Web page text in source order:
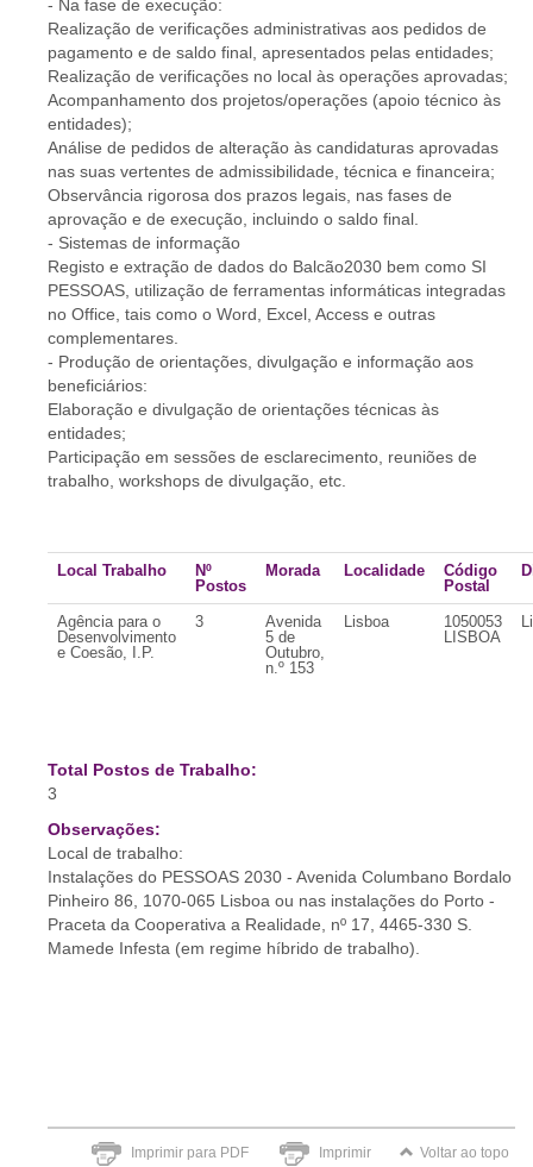
- Na fase de execução:
Realização de verificações administrativas aos pedidos de
pagamento e de saldo final, apresentados pelas entidades;
Realização de verificações no local às operações aprovadas;
Acompanhamento dos projetos/operações (apoio técnico às
entidades);
Análise de pedidos de alteração às candidaturas aprovadas
nas suas vertentes de admissibilidade, técnica e financeira;
Observância rigorosa dos prazos legais, nas fases de
aprovação e de execução, incluindo o saldo final.
- Sistemas de informação
Registo e extração de dados do Balcão2030 bem como SI
PESSOAS, utilização de ferramentas informáticas integradas
no Office, tais como o Word, Excel, Access e outras
complementares.
- Produção de orientações, divulgação e informação aos
beneficiários:
Elaboração e divulgação de orientações técnicas às
entidades;
Participação em sessões de esclarecimento, reuniões de
trabalho, workshops de divulgação, etc.
Local Trabalho
Nº
Postos
Morada Localidade
Código
Postal
Agência para o
Desenvolvimento
e Coesão, I.P.
3
Avenida
5 de
Outubro,
n.º 153
Lisboa
1050053
LISBOA
Total Postos de Trabalho:
3
Observações:
Local de trabalho:
Instalações do PESSOAS 2030 - Avenida Columbano Bordalo
Pinheiro 86, 1070-065 Lisboa ou nas instalações do Porto -
Praceta da Cooperativa a Realidade, nº 17, 4465-330 S.
Mamede Infesta (em regime híbrido de trabalho).
Imprimir para PDF Imprimir Voltar ao topo